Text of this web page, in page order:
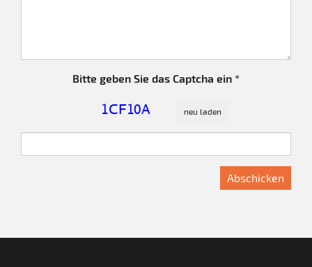
Bitte geben Sie das Captcha ein *